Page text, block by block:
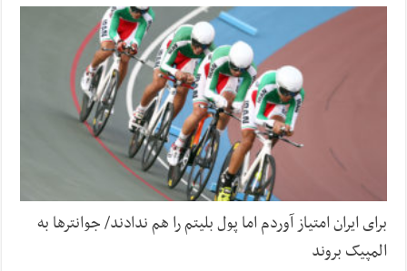
برای ایران امتیاز آوردم اما پول بلیتم را هم ندادند/ جوانترها به
المپیک بروند